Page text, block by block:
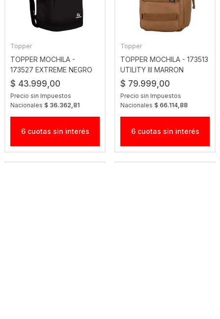
Topper
TOPPER MOCHILA -
173527 EXTREME NEGRO
$ 43.999,00
Precio sin Impuestos
Nacionales $ 36.362,81
6 cuotas sin interés
Topper
TOPPER MOCHILA - 173513
UTILITY III MARRON
$ 79.999,00
Precio sin Impuestos
Nacionales $ 66.114,88
6 cuotas sin interés